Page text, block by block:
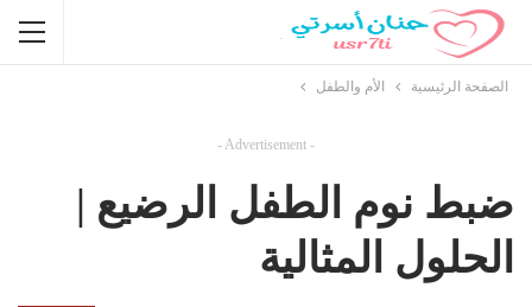
الصفحة الرئيسية الأم والطفل
- Advertisement -
ضبط نوم الطفل الرضيع |
الحلول المثالية